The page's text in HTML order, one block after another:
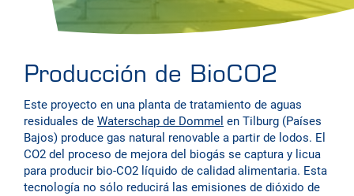
Producción de BioCO2
Este proyecto en una planta de tratamiento de aguas
residuales de Waterschap de Dommel en Tilburg (Países
Bajos) produce gas natural renovable a partir de lodos. El
CO2 del proceso de mejora del biogás se captura y licua
para producir bio-CO2 líquido de calidad alimentaria. Esta
tecnología no sólo reducirá las emisiones de dióxido de